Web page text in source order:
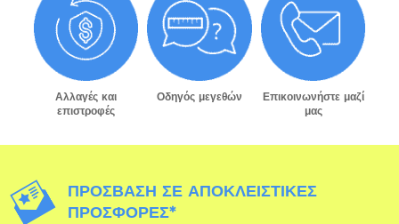
Αλλαγές και
επιστροφές
Οδηγός μεγεθών
Επικοινωνήστε μαζί
μας
ΠΡΌΣΒΑΣΗ ΣΕ ΑΠΟΚΛΕΙΣΤΙΚΈΣ
ΠΡΟΣΦΟΡΈΣ*